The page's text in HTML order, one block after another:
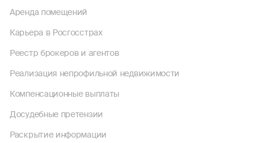
Аренда помещений
Карьера в Росгосстрах
Реестр брокеров и агентов
Реализация непрофильной недвижимости
Компенсационные выплаты
Досудебные претензии
Раскрытие информации